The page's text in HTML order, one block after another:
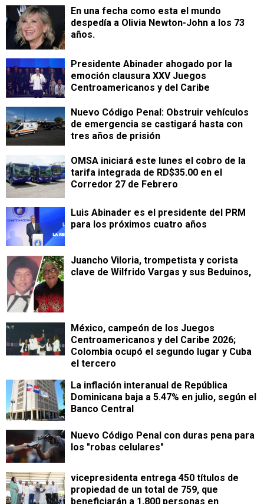
En una fecha como esta el mundo
despedía a Olivia Newton-John a los 73
años.
Presidente Abinader ahogado por la
emoción clausura XXV Juegos
Centroamericanos y del Caribe
Nuevo Código Penal: Obstruir vehículos
de emergencia se castigará hasta con
tres años de prisión
OMSA iniciará este lunes el cobro de la
tarifa integrada de RD$35.00 en el
Corredor 27 de Febrero
Luis Abinader es el presidente del PRM
para los próximos cuatro años
Juancho Viloria, trompetista y corista
clave de Wilfrido Vargas y sus Beduinos,
México, campeón de los Juegos
Centroamericanos y del Caribe 2026;
Colombia ocupó el segundo lugar y Cuba
el tercero
La inflación interanual de República
Dominicana baja a 5.47% en julio, según el
Banco Central
Nuevo Código Penal con duras pena para
los "robas celulares"
vicepresidenta entrega 450 títulos de
propiedad de un total de 759, que
beneficiarán a 1,800 personas en